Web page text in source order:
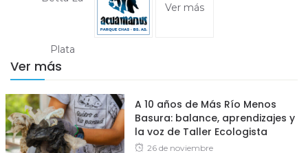
Ver más
Ver más
A 10 años de Más Río Menos
Basura: balance, aprendizajes y
la voz de Taller Ecologista
Posted
26 de noviembre